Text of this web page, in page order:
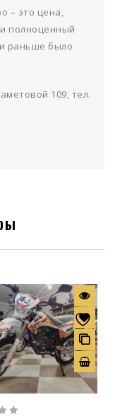
– это цена,
полноценный
раньше было
109, тел.